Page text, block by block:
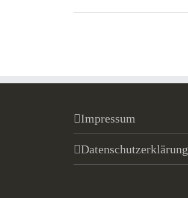
Impressum
Datenschutzerklärung